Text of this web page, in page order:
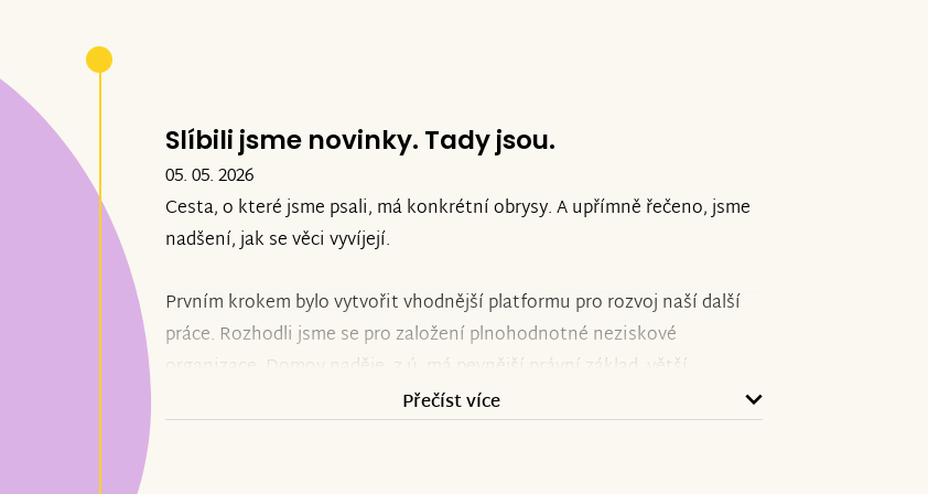
Slíbili jsme novinky. Tady jsou.
05. 05. 2026
Cesta, o které jsme psali, má konkrétní obrysy. A upřímně řečeno, jsme
nadšení, jak se věci vyvíjejí.
Prvním krokem bylo vytvořit vhodnější platformu pro rozvoj naší další
práce. Rozhodli jsme se pro založení plnohodnotné neziskové
organizace. Domov naděje, z.ú. má pevnější právní základ, větší
důvěryhodnost vůči institucím a lepší předpoklady pro dlouhodobé
Přečíst více